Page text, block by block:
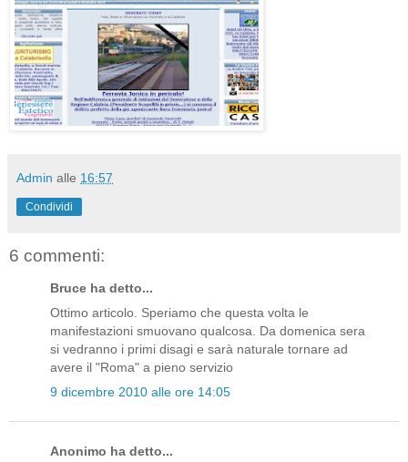
Admin alle 16:57
Condividi
6 commenti:
Bruce ha detto...
Ottimo articolo. Speriamo che questa volta le
manifestazioni smuovano qualcosa. Da domenica sera
si vedranno i primi disagi e sarà naturale tornare ad
avere il "Roma" a pieno servizio
9 dicembre 2010 alle ore 14:05
Anonimo ha detto...